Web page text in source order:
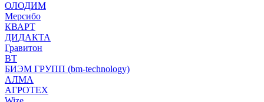
ОЛОДИМ
Мерсибо
КВАРТ
ДИДАКТА
Гравитон
ВТ
БИЭМ ГРУПП (bm-technology)
АЛМА
АГРОТЕХ